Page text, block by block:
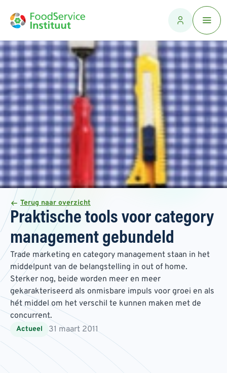
Terug naar overzicht
Praktische tools voor category
management gebundeld
Trade marketing en category management staan in het
middelpunt van de belangstelling in out of home.
Sterker nog, beide worden meer en meer
gekarakteriseerd als onmisbare impuls voor groei en als
hét middel om het verschil te kunnen maken met de
concurrent.
Actueel 31 maart 2011